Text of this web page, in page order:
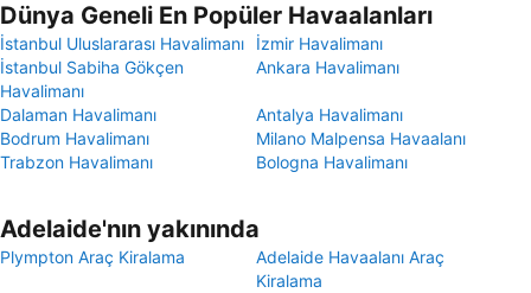
Dünya Geneli En Popüler Havaalanları
İstanbul Uluslararası Havalimanı
İzmir Havalimanı
İstanbul Sabiha Gökçen
Havalimanı
Ankara Havalimanı
Dalaman Havalimanı
Antalya Havalimanı
Bodrum Havalimanı
Milano Malpensa Havaalanı
Trabzon Havalimanı
Bologna Havalimanı
Adelaide'nın yakınında
Plympton Araç Kiralama
Adelaide Havaalanı Araç
Kiralama